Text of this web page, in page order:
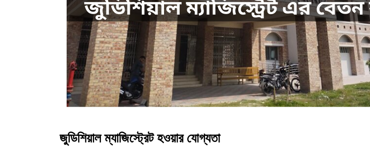
জুডিশিয়াল ম্যাজিস্ট্রেট হওয়ার যোগ্যতা